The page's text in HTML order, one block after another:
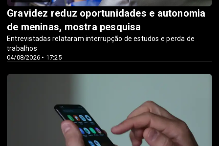
04/08/2026 • 17:25
Gravidez reduz oportunidades e autonomia
de meninas, mostra pesquisa
Entrevistadas relataram interrupção de estudos e perda de
trabalhos